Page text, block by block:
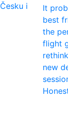
i
It
best
the
flight
new